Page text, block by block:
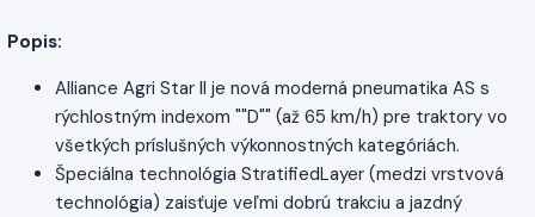
Popis:
Alliance Agri Star II je nová moderná pneumatika AS s
rýchlostným indexom ""D"" (až 65 km/h) pre traktory vo
všetkých príslušných výkonnostných kategóriách.
Špeciálna technológia StratifiedLayer (medzi vrstvová
technológia) zaisťuje veľmi dobrú trakciu a jazdný